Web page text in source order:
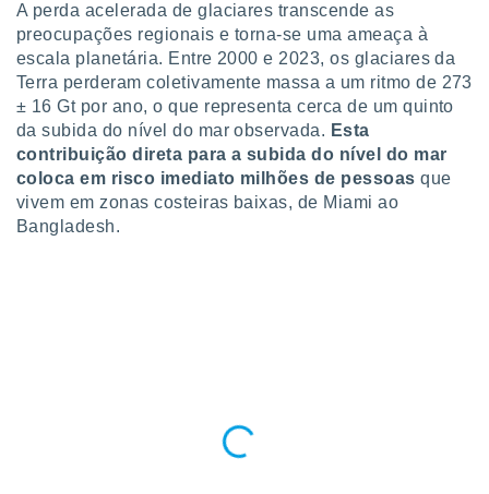
A perda acelerada de glaciares transcende as
preocupações regionais e torna-se uma ameaça à
escala planetária. Entre 2000 e 2023, os glaciares da
Terra perderam coletivamente massa a um ritmo de 273
± 16 Gt por ano, o que representa cerca de um quinto
da subida do nível do mar observada. Esta
contribuição direta para a subida do nível do mar
coloca em risco imediato milhões de pessoas que
vivem em zonas costeiras baixas, de Miami ao
Bangladesh.